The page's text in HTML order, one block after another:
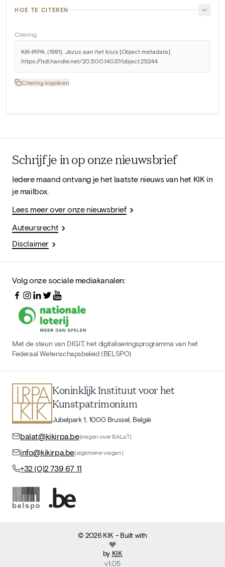
HOE TE CITEREN
Citering
KIK-IRPA. (1991). Jezus aan het kruis [Object metadata].
https://hdl.handle.net/20.500.14037/object.25244
Citering kopiëren
Schrijf je in op onze nieuwsbrief
Iedere maand ontvang je het laatste nieuws van het KIK in
je mailbox.
Lees meer over onze nieuwsbrief
Auteursrecht
Disclaimer
Volg onze sociale mediakanalen:
Met de steun van DIGIT, het digitaliseringsprogramma van het
Federaal Wetenschapsbeleid (BELSPO)
Koninklijk Instituut voor het
Kunstpatrimonium
Jubelpark 1, 1000 Brussel, België
balat@kikirpa.be(vragen over BALaT)
info@kikirpa.be(algemene vragen)
+32 (0)2 739 67 11
©2026 KIK - Built with
by KIK
v1.05